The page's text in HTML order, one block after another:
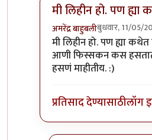
मी लिहीन हो. पण ह्या
अमरेंद्र बाहुबलीबुधवार, 11/05/
In reply toतुम्ही लिहाby
मी लिहीन हो. पण ह्या कथेत
आणी फिस्सकन कस
हसणं माहीतीय. :)
प्रतिसाद देण्यासाठीलॉग